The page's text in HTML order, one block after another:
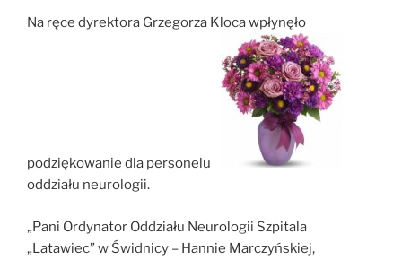
Na ręce dyrektora Grzegorza Kloca wpłynęło
podziękowanie dla personelu
oddziału neurologii.
„Pani Ordynator Oddziału Neurologii Szpitala
„Latawiec” w Świdnicy – Hannie Marczyńskiej,